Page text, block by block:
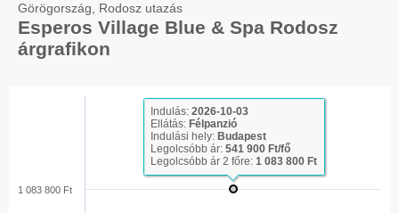
Görögország, Rodosz utazás
Esperos Village Blue & Spa Rodosz
árgrafikon
1 083 800 Ft
Indulás: 2026-10-03
Ellátás: Félpanzió
Indulási hely: Budapest
Legolcsóbb ár: 541 900 Ft/fő
Legolcsóbb ár 2 főre: 1 083 800 Ft